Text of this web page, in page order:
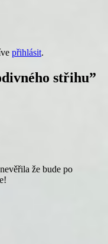
přihlásit.
střihu”
že bude po